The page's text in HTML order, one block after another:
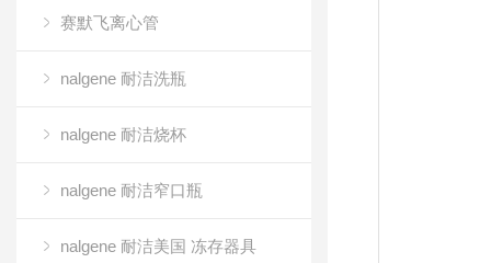
赛默飞离心管
nalgene 耐洁洗瓶
nalgene 耐洁烧杯
nalgene 耐洁窄口瓶
nalgene 耐洁美国 冻存器具